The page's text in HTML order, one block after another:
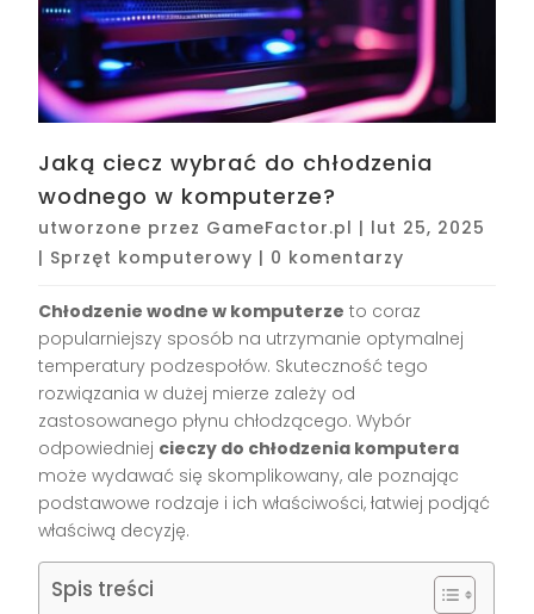
Jaką ciecz wybrać do chłodzenia
wodnego w komputerze?
utworzone przez GameFactor.pl | lut 25, 2025
| Sprzęt komputerowy | 0 komentarzy
Chłodzenie wodne w komputerze to coraz
popularniejszy sposób na utrzymanie optymalnej
temperatury podzespołów. Skuteczność tego
rozwiązania w dużej mierze zależy od
zastosowanego płynu chłodzącego. Wybór
odpowiedniej cieczy do chłodzenia komputera
może wydawać się skomplikowany, ale poznając
podstawowe rodzaje i ich właściwości, łatwiej podjąć
właściwą decyzję.
Spis treści